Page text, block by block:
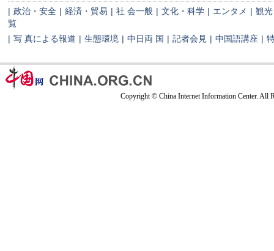
| 政治・安全 | 経済・貿易 | 社 会一般 | 文化・科学 | エンタメ | 観光
覧
| 写 真による報道 | 生態環境 | 中日両 国 | 記者会見 | 中国語講座 |